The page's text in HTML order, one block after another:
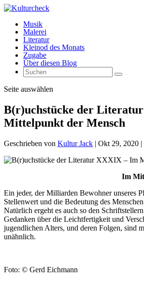
Musik
Malerei
Literatur
Kleinod des Monats
Zugabe
Über diesen Blog
Seite auswählen
B(r)uchstücke der
Mittelpunkt der Mensch
Geschrieben von Kultur Jack | Okt 29, 2020 |
Im Mittelpunkt
Ein jeder, der Milliarden Bewohner unseres
Stellenwert und die Bedeutung des
Natürlich ergeht es auch so den
Gedanken über die Leichtfertigkeit und
jugendlichen Alters, und deren Folgen, sind
unähnlich.
Foto: © Gerd Eichmann